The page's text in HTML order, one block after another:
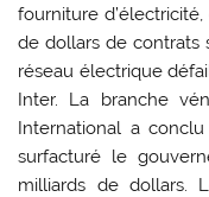
fourniture
de dollars de contrats
réseau électrique
Inter. La branche
International a
surfacturé le
milliards de dollars.